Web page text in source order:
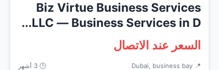
Biz Virtue Business Services
LLC — Business Services in D...
السعر عند الاتصال
📍 Dubai, business bay
🕒 3 أشهر